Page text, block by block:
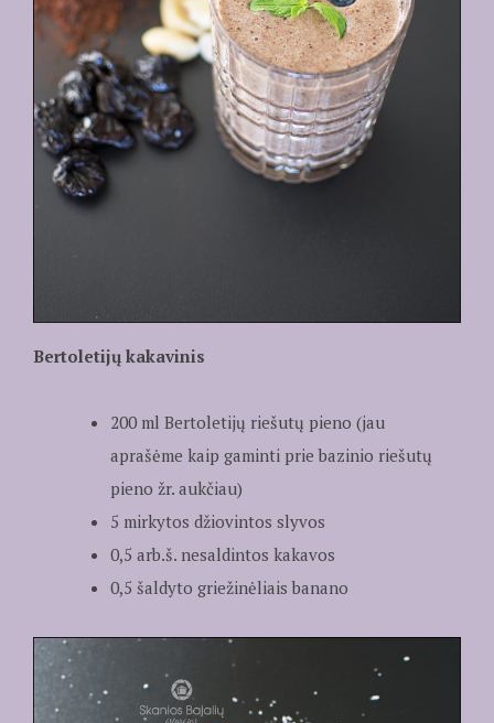
Bertoletijų kakavinis
200 ml Bertoletijų riešutų pieno (jau
aprašėme kaip gaminti prie bazinio riešutų
pieno žr. aukčiau)
5 mirkytos džiovintos slyvos
0,5 arb.š. nesaldintos kakavos
0,5 šaldyto griežinėliais banano